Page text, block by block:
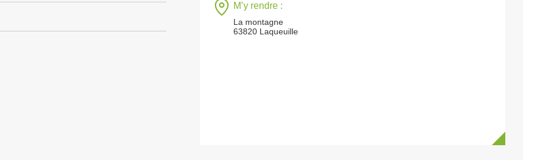
M’y rendre :
La montagne
63820 Laqueuille